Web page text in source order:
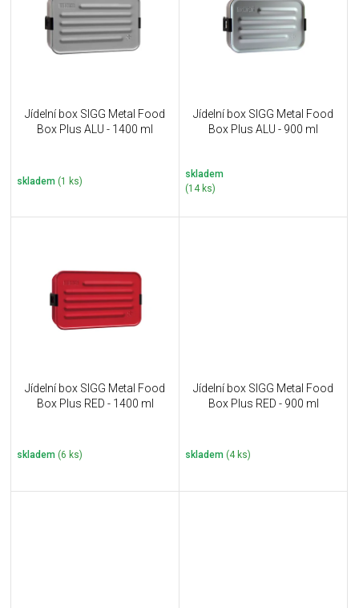
Jídelní box SIGG Metal Food
Box Plus ALU - 1400 ml
skladem (1 ks)
Jídelní box SIGG Metal Food
Box Plus ALU - 900 ml
skladem
(14 ks)
Jídelní box SIGG Metal Food
Box Plus RED - 1400 ml
skladem (6 ks)
Jídelní box SIGG Metal Food
Box Plus RED - 900 ml
skladem (4 ks)